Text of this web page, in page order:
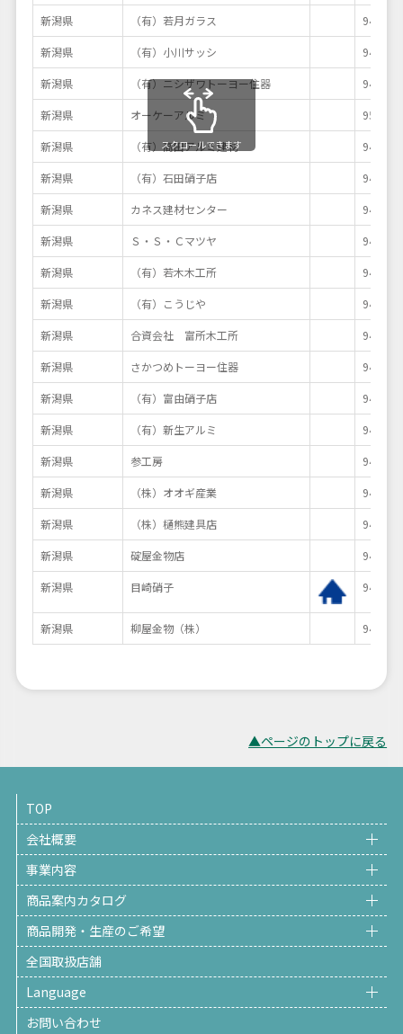
新潟県 （有）若月ガラス 940-
新潟県 （有）小川サッシ 940-
新潟県 （有）ニシザワトーヨー住器 940-
新潟県 オーケーアルミ 958-
新潟県 （有）高田アルミ建材 943-
新潟県 （有）石田硝子店 942-
新潟県 カネス建材センター 948-
新潟県 Ｓ・Ｓ・Ｃマツヤ 949-
新潟県 （有）若木木工所 949-
新潟県 （有）こうじや 946-
新潟県 合資会社 富所木工所 949-
新潟県 さかつめトーヨー住器 946-
新潟県 （有）富由硝子店 949-
新潟県 （有）新生アルミ 949-
新潟県 参工房 949-
新潟県 （株）オオギ産業 949-
新潟県 （株）樋熊建具店 948-
新潟県 碇屋金物店 949-
新潟県 目崎硝子 947-
新潟県 柳屋金物（株） 947-
スクロールできます
▲ページのトップに戻る
TOP
会社概要
事業内容
商品案内カタログ
商品開発・生産のご希望
全国取扱店舗
Language
お問い合わせ